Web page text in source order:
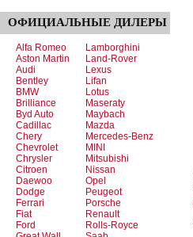
ОФИЦИАЛЬНЫЕ ДИЛЕРЫ
Alfa Romeo
Aston Martin
Audi
Bentley
BMW
Brilliance
Byd Auto
Cadillac
Chery
Chevrolet
Chrysler
Citroen
Daewoo
Dodge
Ferrari
Fiat
Ford
Lamborghini
Land-Rover
Lexus
Lifan
Lotus
Maseraty
Maybach
Mazda
Mercedes-Benz
MINI
Mitsubishi
Nissan
Opel
Peugeot
Porsche
Renault
Rolls-Royce